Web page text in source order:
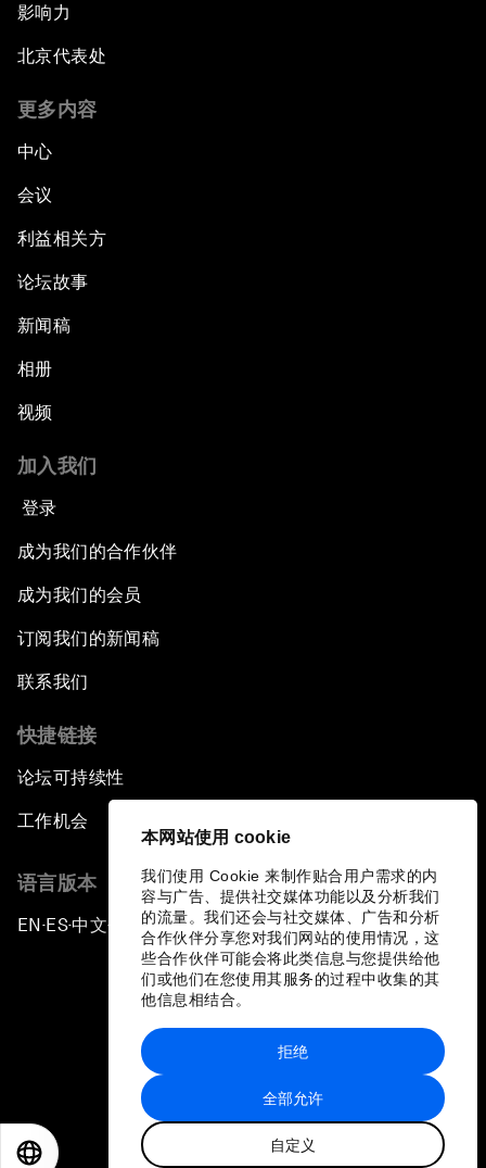
本网站使用 cookie
我们使用 Cookie 来制作贴合用户需求的内
容与广告、提供社交媒体功能以及分析我们
的流量。我们还会与社交媒体、广告和分析
合作伙伴分享您对我们网站的使用情况，这
些合作伙伴可能会将此类信息与您提供给他
们或他们在您使用其服务的过程中收集的其
他信息相结合。
全部允许
自定义
拒绝
影响力
北京代表处
更多内容
中心
会议
利益相关方
论坛故事
新闻稿
相册
视频
加入我们
登录
成为我们的合作伙伴
成为我们的会员
订阅我们的新闻稿
联系我们
快捷链接
论坛可持续性
工作机会
语言版本
EN ▪ES▪中文▪ 日本語
站点地图
世界经济论坛